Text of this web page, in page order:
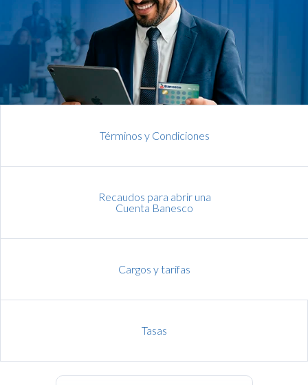
Términos y Condiciones
Recaudos para abrir una
Cuenta Banesco
Cargos y tarifas
Tasas